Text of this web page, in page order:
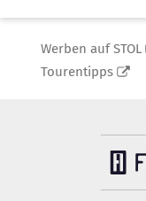
Werben auf STOL
Tourentipps